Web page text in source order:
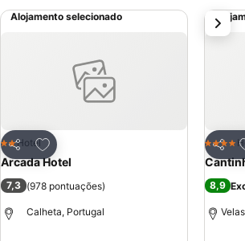
Alojamento selecionado
Partilhar
Adicionar aos favoritos
2 Estrelas
Hotel
Arcada Hotel
7,3 (978 pontuações)
Calheta, Portugal
4
8,9